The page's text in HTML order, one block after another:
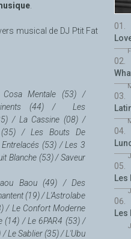
musical de DJ Ptit Fat
Cosa Mentale (53) /
(44) / Les
/ La Cassine (08) /
(35) / Les Bouts De
(53) / Les 3
Blanche (53) / Saveur
Baou (49) / Des
(19) / L'Astrolabe
/ Le Confort Moderne
(14) / Le 6PAR4 (53) /
Le Sablier (35) / L'Ubu